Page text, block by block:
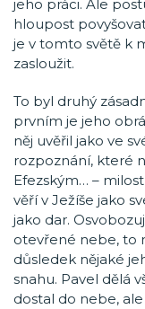
jeho práci. Ale
hloupost
je v tomto světě k
zasloužit.
To byl druhý
prvním je jeho
něj uvěřil jako ve
rozpoznání, které
Efezským… –
věří v Ježíše jako
jako dar.
otevřené nebe, to
důsledek nějaké
snahu. Pavel dělá
dostal do nebe,